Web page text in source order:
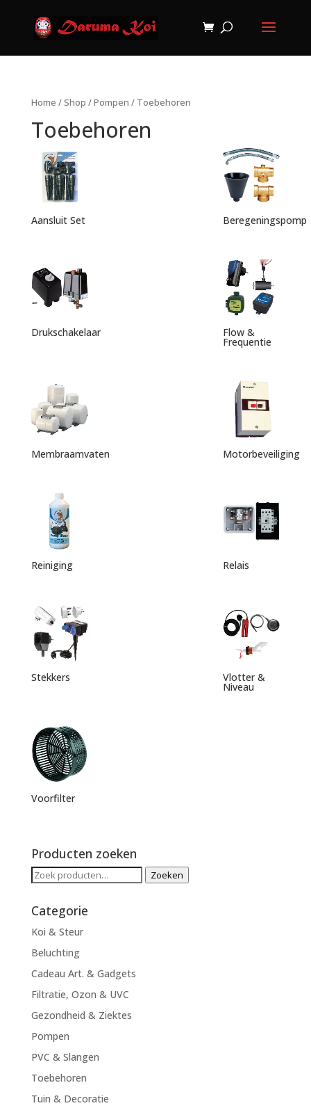
Home /Shop /Pompen / Toebehoren
Toebehoren
Aansluit Set Beregeningspomp
Drukschakelaar Flow &
Frequentie
Membraamvaten Motorbeveiliging
Reiniging Relais
Stekkers Vlotter &
Niveau
Voorfilter
Producten zoeken
Zoeken
Zoeken
Categorie
Koi & Steur
Beluchting
Cadeau Art. & Gadgets
Filtratie, Ozon & UVC
Gezondheid & Ziektes
Pompen
PVC & Slangen
Toebehoren
Tuin & Decoratie